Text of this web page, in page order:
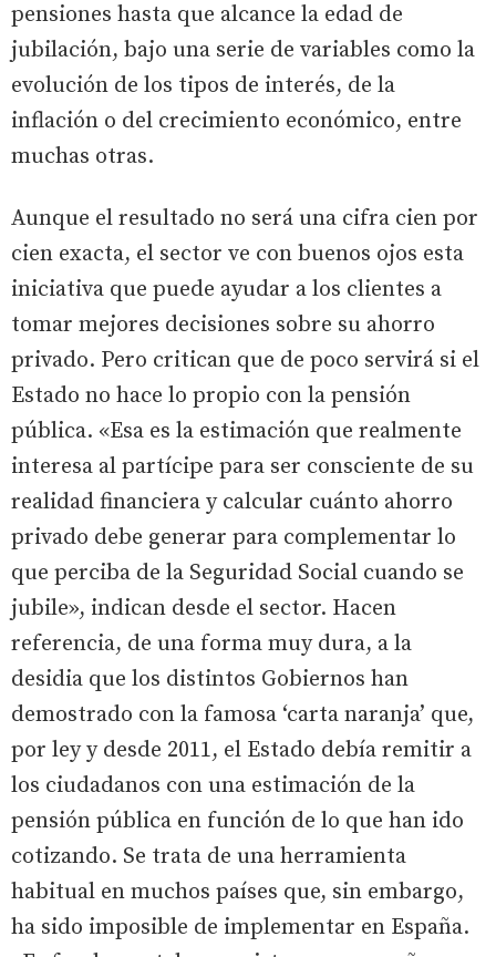
pensiones hasta que alcance la edad de
jubilación, bajo una serie de variables como la
evolución de los tipos de interés, de la
inflación o del crecimiento económico, entre
muchas otras.
Aunque el resultado no será una cifra cien por
cien exacta, el sector ve con buenos ojos esta
iniciativa que puede ayudar a los clientes a
tomar mejores decisiones sobre su ahorro
privado. Pero critican que de poco servirá si el
Estado no hace lo propio con la pensión
pública. «Esa es la estimación que realmente
interesa al partícipe para ser consciente de su
realidad financiera y calcular cuánto ahorro
privado debe generar para complementar lo
que perciba de la Seguridad Social cuando se
jubile», indican desde el sector. Hacen
referencia, de una forma muy dura, a la
desidia que los distintos Gobiernos han
demostrado con la famosa ‘carta naranja’ que,
por ley y desde 2011, el Estado debía remitir a
los ciudadanos con una estimación de la
pensión pública en función de lo que han ido
cotizando. Se trata de una herramienta
habitual en muchos países que, sin embargo,
ha sido imposible de implementar en España.